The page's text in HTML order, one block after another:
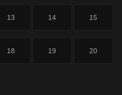
13 14 15
18 19 20